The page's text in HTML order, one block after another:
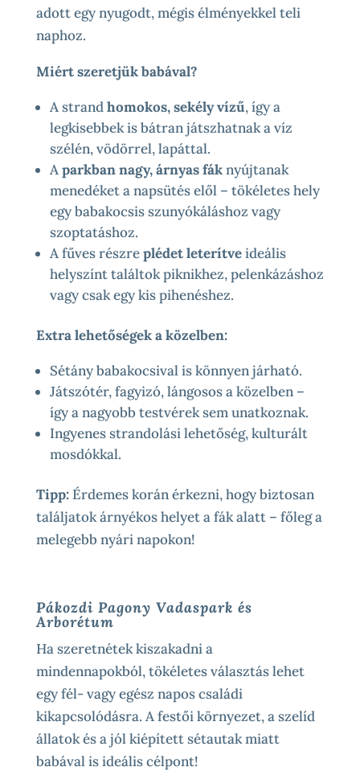
adott egy nyugodt, mégis élményekkel teli
naphoz.
Miért szeretjük babával?
A strandhomokos, sekély vízű, így a
legkisebbek is bátran játszhatnak a víz
szélén, vödörrel, lapáttal.
Aparkban nagy, árnyas fáknyújtanak
menedéket a napsütés elől – tökéletes hely
egy babakocsis szunyókáláshoz vagy
szoptatáshoz.
A fűves részreplédet leterítveideális
helyszínt találtok piknikhez, pelenkázáshoz
vagy csak egy kis pihenéshez.
Extra lehetőségek a közelben:
Sétány babakocsival is könnyen járható.
Játszótér, fagyizó, lángosos a közelben –
így a nagyobb testvérek sem unatkoznak.
Ingyenes strandolási lehetőség, kulturált
mosdókkal.
Tipp:Érdemes korán érkezni, hogy biztosan
találjatok árnyékos helyet a fák alatt – főleg a
melegebb nyári napokon!
Pákozdi Pagony Vadaspark és
Arborétum
Ha szeretnétek kiszakadni a
mindennapokból, tökéletes választás lehet
egy fél- vagy egész napos családi
kikapcsolódásra. A festői környezet, a szelíd
állatok és a jól kiépített sétautak miatt
babával is ideális célpont!